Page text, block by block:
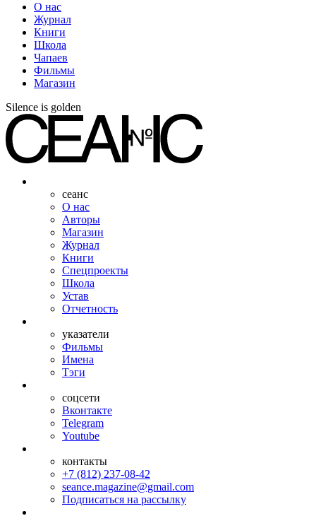
О нас
Журнал
Книги
Школа
Чапаев
Фильмы
Магазин
Silence is golden
сеанс
О нас
Авторы
Магазин
Журнал
Книги
Спецпроекты
Школа
Устав
Отчетность
указатели
Фильмы
Имена
Тэги
соцсети
Вконтакте
Telegram
Youtube
контакты
+7 (812) 237-08-42
seance.magazine@gmail.com
Подписаться на рассылку